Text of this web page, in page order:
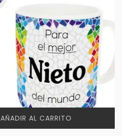
AÑADIR AL CARRITO